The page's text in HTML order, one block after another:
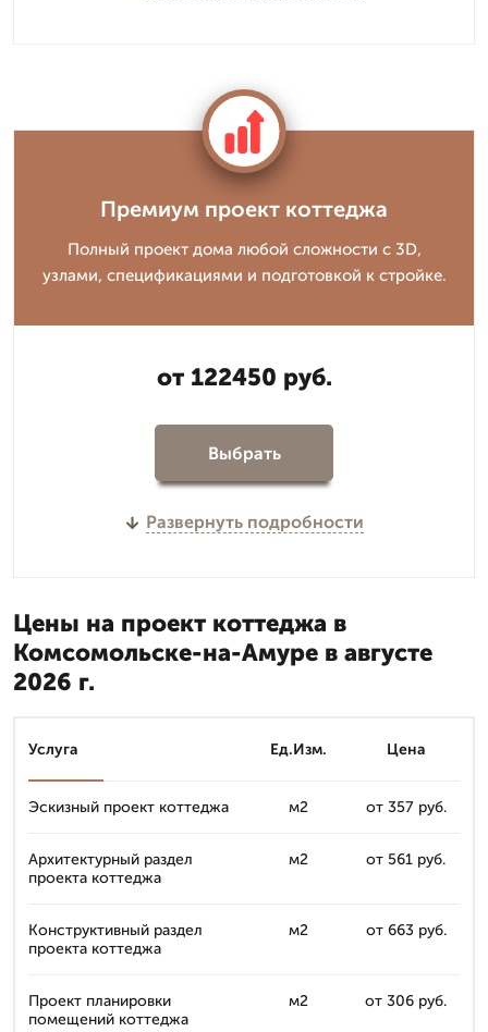
Премиум проект коттеджа
Полный проект дома любой сложности с 3D,
узлами, спецификациями и подготовкой к стройке.
от 122450 руб.
Выбрать
Развернуть подробности
Цены на проект коттеджа в
Комсомольске-на-Амуре в августе
2026 г.
Услуга Ед.Изм. Цена
Эскизный проект коттеджа м2 от 357 руб.
Архитектурный раздел
проекта коттеджа
м2 от 561 руб.
Конструктивный раздел
проекта коттеджа
м2 от 663 руб.
Проект планировки
помещений коттеджа
м2 от 306 руб.